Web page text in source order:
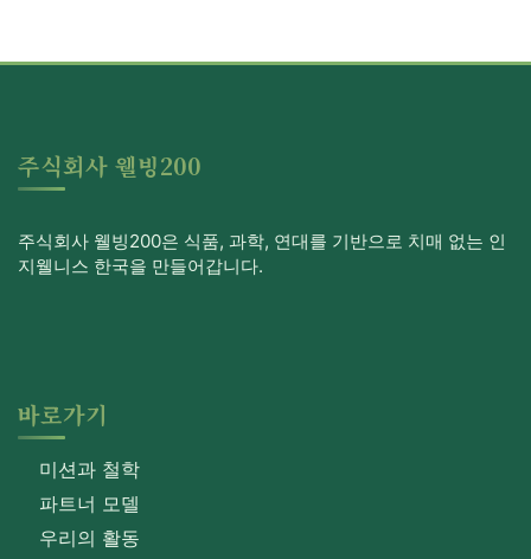
주식회사 웰빙200
주식회사 웰빙200은 식품, 과학, 연대를 기반으로 치매 없는 인
지웰니스 한국을 만들어갑니다.
바로가기
미션과 철학
파트너 모델
우리의 활동